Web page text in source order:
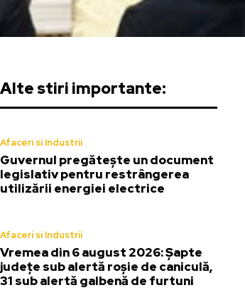
Alte stiri importante:
Afaceri si Industrii
Guvernul pregătește un document
legislativ pentru restrângerea
utilizării energiei electrice
Afaceri si Industrii
Vremea din 6 august 2026: Șapte
județe sub alertă roșie de caniculă,
31 sub alertă galbenă de furtuni